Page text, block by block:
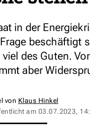
in der
beschäftigt
des Guten.
aber
von Klaus Hinkel
am 03.07.2023,